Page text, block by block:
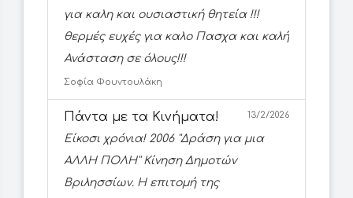
για καλη και ουσιαστική θητεία !!!
θερμές ευχές για καλο Πασχα και καλή
Ανάσταση σε όλους!!!
Σοφία Φουντουλάκη
Πάντα με τα Κινήματα! 13/2/2026
Είκοσι χρόνια! 2006 ''Δράση για μια
ΑΛΛΗ ΠΟΛΗ'' Κίνηση Δημοτών
Βριλησσίων. Η επιτομή της